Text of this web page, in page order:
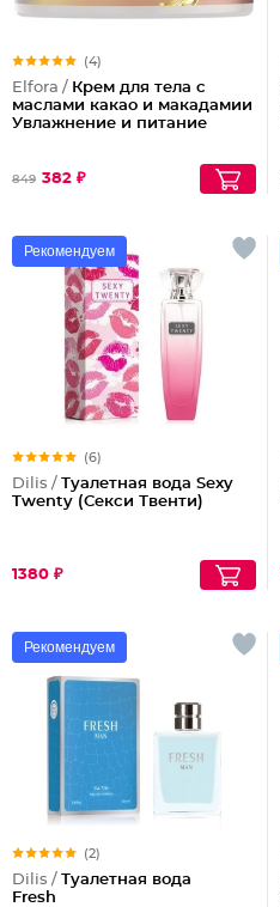
(4)
Elfora / Крем для тела с
маслами какао и макадамии
Увлажнение и питание
849 382 ₽
Рекомендуем
(6)
Dilis / Туалетная вода Sexy
Twenty (Секси Твенти)
1380 ₽
Рекомендуем
(2)
Dilis / Туалетная вода
Fresh